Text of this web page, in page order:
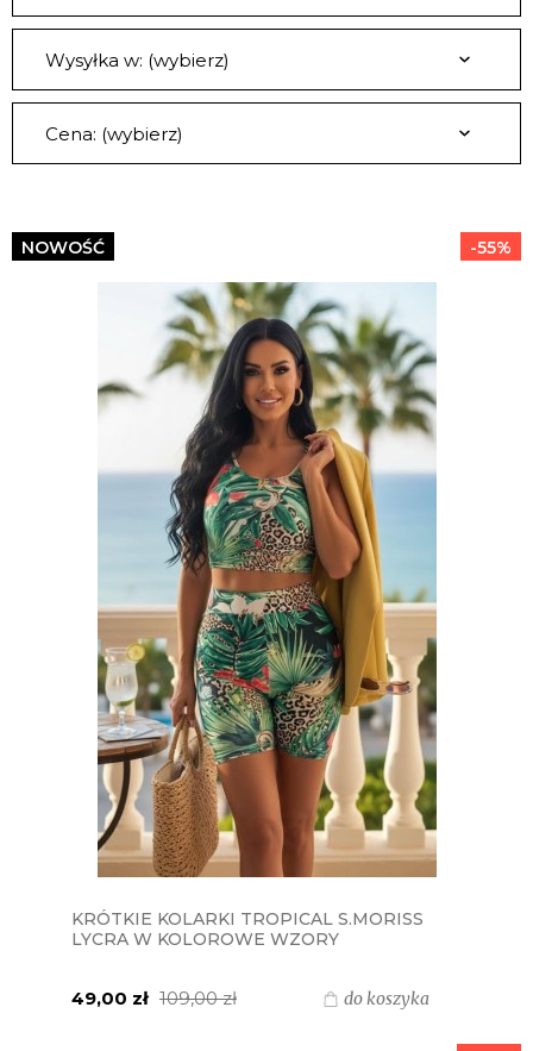
Wysyłka w: (wybierz)
Cena: (wybierz)
KRÓTKIE KOLARKI TROPICAL S.MORISS
LYCRA W KOLOROWE WZORY
49,00 zł 109,00 zł do koszyka
-55%
NOWOŚĆ